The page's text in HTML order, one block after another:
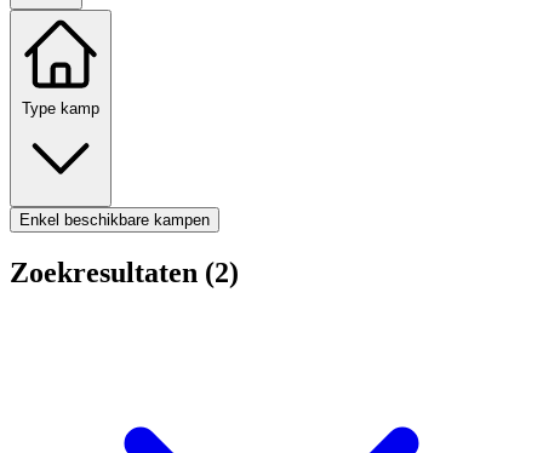
Type kamp
Enkel beschikbare kampen
Zoekresultaten (2)